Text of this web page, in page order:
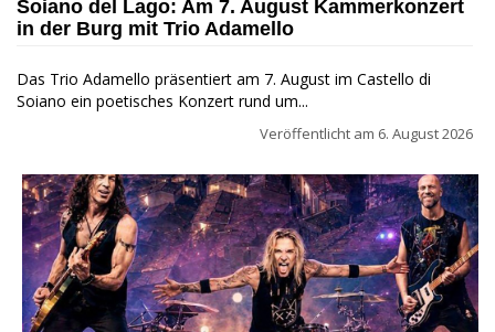
Soiano del Lago: Am 7. August Kammerkonzert
in der Burg mit Trio Adamello
Das Trio Adamello präsentiert am 7. August im Castello di
Soiano ein poetisches Konzert rund um...
Veröffentlicht am 6. August 2026